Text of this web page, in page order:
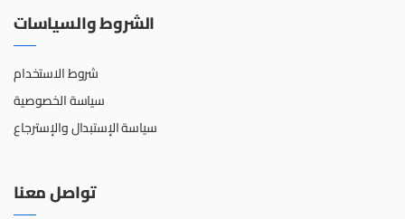
الشروط والسياسات
شروط الاستخدام
سياسة الخصوصية
سياسة الإستبدال والإسترجاع
تواصل معنا